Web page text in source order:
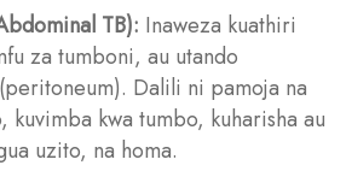
TB): Inaweza kuathiri
za tumboni, au utando
Dalili ni pamoja na
kuvimba kwa tumbo, kuharisha au
uzito, na homa.